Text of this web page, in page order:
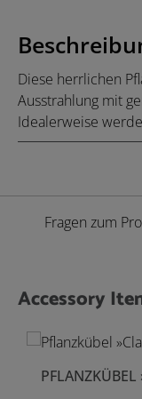
Diese herrlichen
Ausstrahlung mit
Idealerweise
Fragen zum
Produktgalerie
Accessory
PFLANZKÜBEL